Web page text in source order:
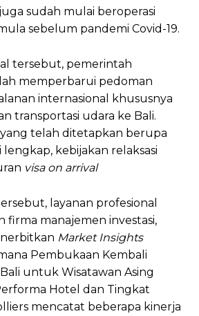
sudah mulai beroperasi
sebelum pandemi Covid-19.
tersebut, pemerintah
memperbarui pedoman
internasional khususnya
transportasi udara ke Bali.
telah ditetapkan berupa
lengkap, kebijakan relaksasi
visa on arrival
layanan profesional
firma manajemen investasi,
Market Insights
Pembukaan Kembali
untuk Wisatawan Asing
Hotel dan Tingkat
mencatat beberapa kinerja